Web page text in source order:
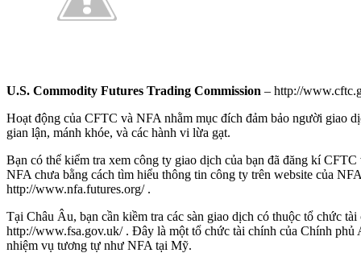
U.S. Commodity Futures Trading Commission – http://
Hoạt động của CFTC và NFA nhằm mục đích đảm bảo người giao
gian lận, mánh khóe, và các hành vi lừa gạt.
Bạn có thể kiểm tra xem công ty giao dịch của bạn đã đăng kí CFTC
NFA chưa bằng cách tìm hiểu thông tin công ty trên website của NFA
http://www.nfa.futures.org/ .
Tại Châu Âu, bạn cần kiềm tra các sàn giao dịch có thuộc tổ chức
http://www.fsa.gov.uk/ . Đây là một tổ chức tài chính của Chính phủ
nhiệm vụ tương tự như NFA tại Mỹ.